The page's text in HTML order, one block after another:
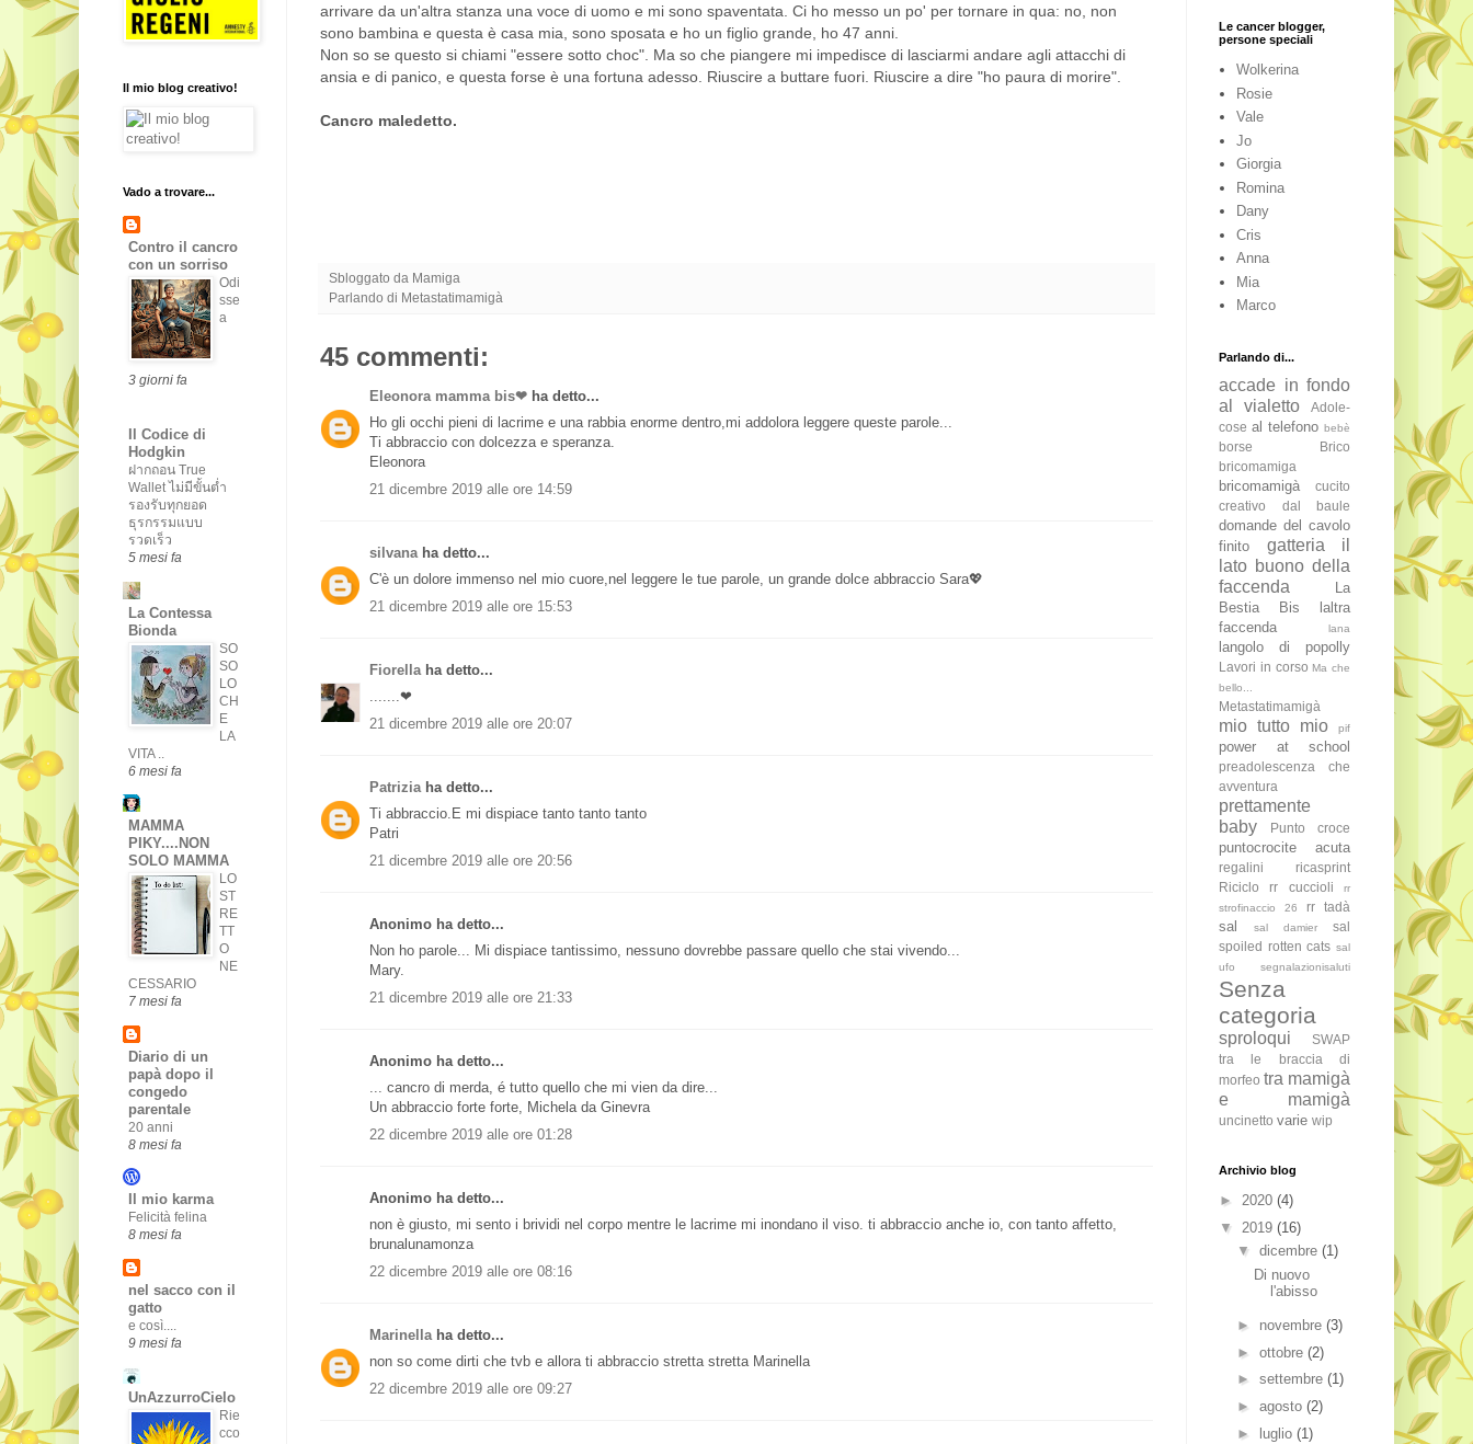
arrivare da un'altra stanza una voce di uomo e mi sono spaventata. Ci ho messo un po' per tornare in qua: no, non
sono bambina e questa è casa mia, sono sposata e ho un figlio grande, ho 47 anni.
Non so se questo si chiami "essere sotto choc". Ma so che piangere mi impedisce di lasciarmi andare agli attacchi di
ansia e di panico, e questa forse è una fortuna adesso. Riuscire a buttare fuori. Riuscire a dire "ho paura di morire".
Cancro maledetto.
Sbloggato da Mamiga
Parlando di Metastatimamigà
45 commenti:
Eleonora mamma bis❤ ha detto...
Ho gli occhi pieni di lacrime e una rabbia enorme dentro,mi addolora leggere queste parole...
Ti abbraccio con dolcezza e speranza.
Eleonora
21 dicembre 2019 alle ore 14:59
silvana ha detto...
C'è un dolore immenso nel mio cuore,nel leggere le tue parole, un grande dolce abbraccio Sara💖
21 dicembre 2019 alle ore 15:53
Fiorella ha detto...
.......❤
21 dicembre 2019 alle ore 20:07
Patrizia ha detto...
Ti abbraccio.E mi dispiace tanto tanto tanto
Patri
21 dicembre 2019 alle ore 20:56
Anonimo ha detto...
Non ho parole... Mi dispiace tantissimo, nessuno dovrebbe passare quello che stai vivendo...
Mary.
21 dicembre 2019 alle ore 21:33
Anonimo ha detto...
... cancro di merda, é tutto quello che mi vien da dire...
Un abbraccio forte forte, Michela da Ginevra
22 dicembre 2019 alle ore 01:28
Anonimo ha detto...
non è giusto, mi sento i brividi nel corpo mentre le lacrime mi inondano il viso. ti abbraccio anche io, con tanto affetto,
brunalunamonza
22 dicembre 2019 alle ore 08:16
Marinella ha detto...
non so come dirti che tvb e allora ti abbraccio stretta stretta Marinella
22 dicembre 2019 alle ore 09:27
Il mio blog creativo!
Vado a trovare...
Contro il cancro
con un sorriso
Odi
sse
a
3 giorni fa
Il Codice di
Hodgkin
ฝากถอน True
Wallet ไม่มีขั้นต่ำ
รองรับทุกยอด
ธุรกรรมแบบ
รวดเร็ว
5 mesi fa
La Contessa
Bionda
SO
SO
LO
CH
E
LA
VITA ..
6 mesi fa
MAMMA
PIKY....NON
SOLO MAMMA
LO
ST
RE
TT
O
NE
CESSARIO
7 mesi fa
Diario di un
papà dopo il
congedo
parentale
20 anni
8 mesi fa
Il mio karma
Felicità felina
8 mesi fa
nel sacco con il
gatto
e così....
9 mesi fa
UnAzzurroCielo
Rie
cco
Le cancer blogger,
persone speciali
Wolkerina
Rosie
Vale
Jo
Giorgia
Romina
Dany
Cris
Anna
Mia
Marco
Parlando di...
accade in fondo
al vialetto
Adole-
cose al telefono bebè
borse
Brico
bricomamiga
bricomamigà
cucito
creativo
dal baule
domande del cavolo
finito
gatteria
il
lato buono della
faccenda
La
Bestia Bis
laltra
faccenda
lana
langolo di popolly
Lavori in corso Ma che
bello...
Metastatimamigà
mio tutto mio pif
power at school
preadolescenza che
avventura
prettamente
baby
Punto croce
puntocrocite acuta
regalini
ricasprint
Riciclo
rr cuccioli
rr
strofinaccio 26
rr tadà
sal sal damier
sal
spoiled rotten cats sal
ufo
segnalazionisaluti
Senza
categoria
sproloqui
SWAP
tra le braccia di
morfeo tra mamigà
e mamigà
uncinetto varie wip
Archivio blog
► 2020 (4)
▼ 2019 (16)
▼ dicembre (1)
Di nuovo
l'abisso
► novembre (3)
► ottobre (2)
► settembre (1)
► agosto (2)
►
luglio (1)